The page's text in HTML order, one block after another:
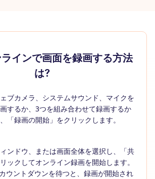
インで画面を録画する方法
は?
ブカメラ、システムサウンド、マイクを
するか、3つを組み合わせて録画するか
「録画の開始」をクリックします。
ンドウ、または画面全体を選択し、「共
ックしてオンライン録画を開始します。
ウントダウンを待つと、録画が開始され